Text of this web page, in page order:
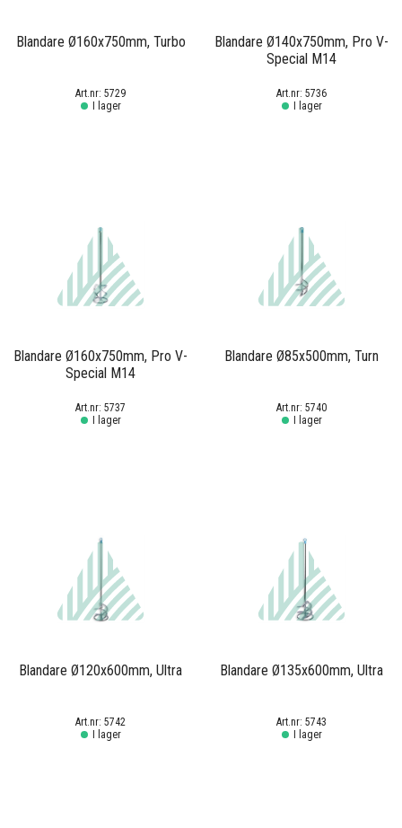
Blandare Ø160x750mm, Turbo
5729
I lager
Blandare Ø140x750mm, Pro V-
Special M14
5736
I lager
Blandare Ø160x750mm, Pro V-
Special M14
5737
I lager
Blandare Ø85x500mm, Turn
5740
I lager
Blandare Ø120x600mm, Ultra
5742
I lager
Blandare Ø135x600mm, Ultra
5743
I lager